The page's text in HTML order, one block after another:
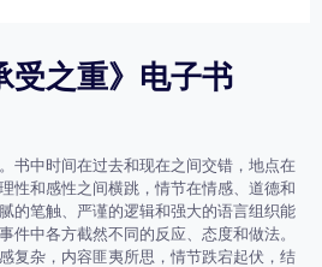
受之重》电子书
书中时间在过去和现在之间交错，地点在
性和感性之间横跳，情节在情感、道德和
的笔触、严谨的逻辑和强大的语言组织能
件中各方截然不同的反应、态度和做法。
复杂，内容匪夷所思，情节跌宕起伏，结